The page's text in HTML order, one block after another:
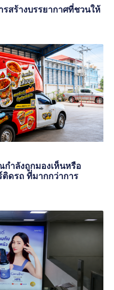
สร้างบรรยากาศที่ชวนให้
ำลังถูกมองเห็นหรือ
ติดรถ ที่มากกว่าการ